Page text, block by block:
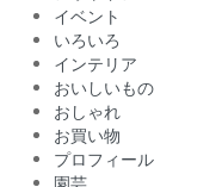
イベント
いろいろ
インテリア
おいしいもの
おしゃれ
お買い物
プロフィール
園芸